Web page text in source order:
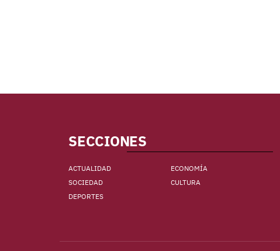
SECCIONES
ACTUALIDAD
ECONOMÍA
SOCIEDAD
CULTURA
DEPORTES